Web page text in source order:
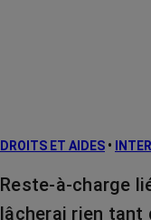
DROITS ET AIDES •
Reste-à-charge
lâcherai rien tant